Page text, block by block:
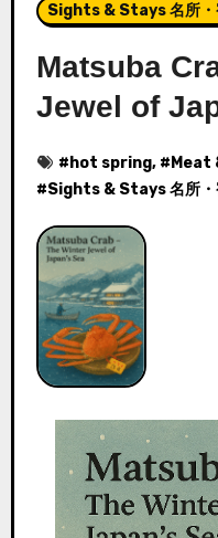
Sights & Stays 名所・
Matsuba
Jewel of
# hot spring, # Meat
#Sights & Stays 名所・